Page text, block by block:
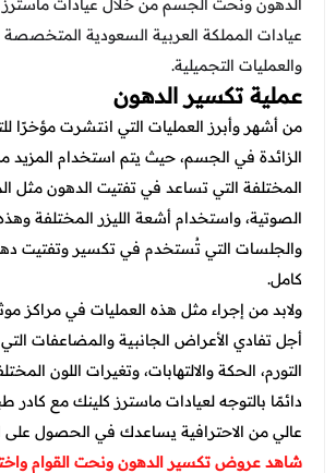
عروض قسم الطوارئ
عروض المختبر
عروض الاشعة
عروض الباطنة
عروض العظام
عروض الانف والاذن والحنجرة
عروض العلاج الطبيعي
الدهون ونحت الجسم من خلال عيادات ماسترز
عيادات المملكة العربية السعودية المتخصصة
والعمليات التجميلية.
عملية تكسير الدهون
من أشهر وأبرز العمليات التي انتشرت مؤخرًا
الزائدة في الجسم، حيث يتم استخدام المزيد
المختلفة التي تساعد في تفتيت الدهون مثل
الصوتية، واستخدام أشعة الليزر المختلفة
والجلسات التي تُستخدم في تكسير وتفتيت
كامل.
ولابد من إجراء مثل هذه العمليات في مراكز
أجل تفادي الأعراض الجانبية والمضاعفات
التورم، الحكة والالتهابات، وتغيرات اللون
دائمًا بالتوجه لعيادات ماسترز كلينك مع كادر
عالي من الاحترافية يساعدك في الحصول على
شاهد عروض تكسير الدهون ونحت القوام